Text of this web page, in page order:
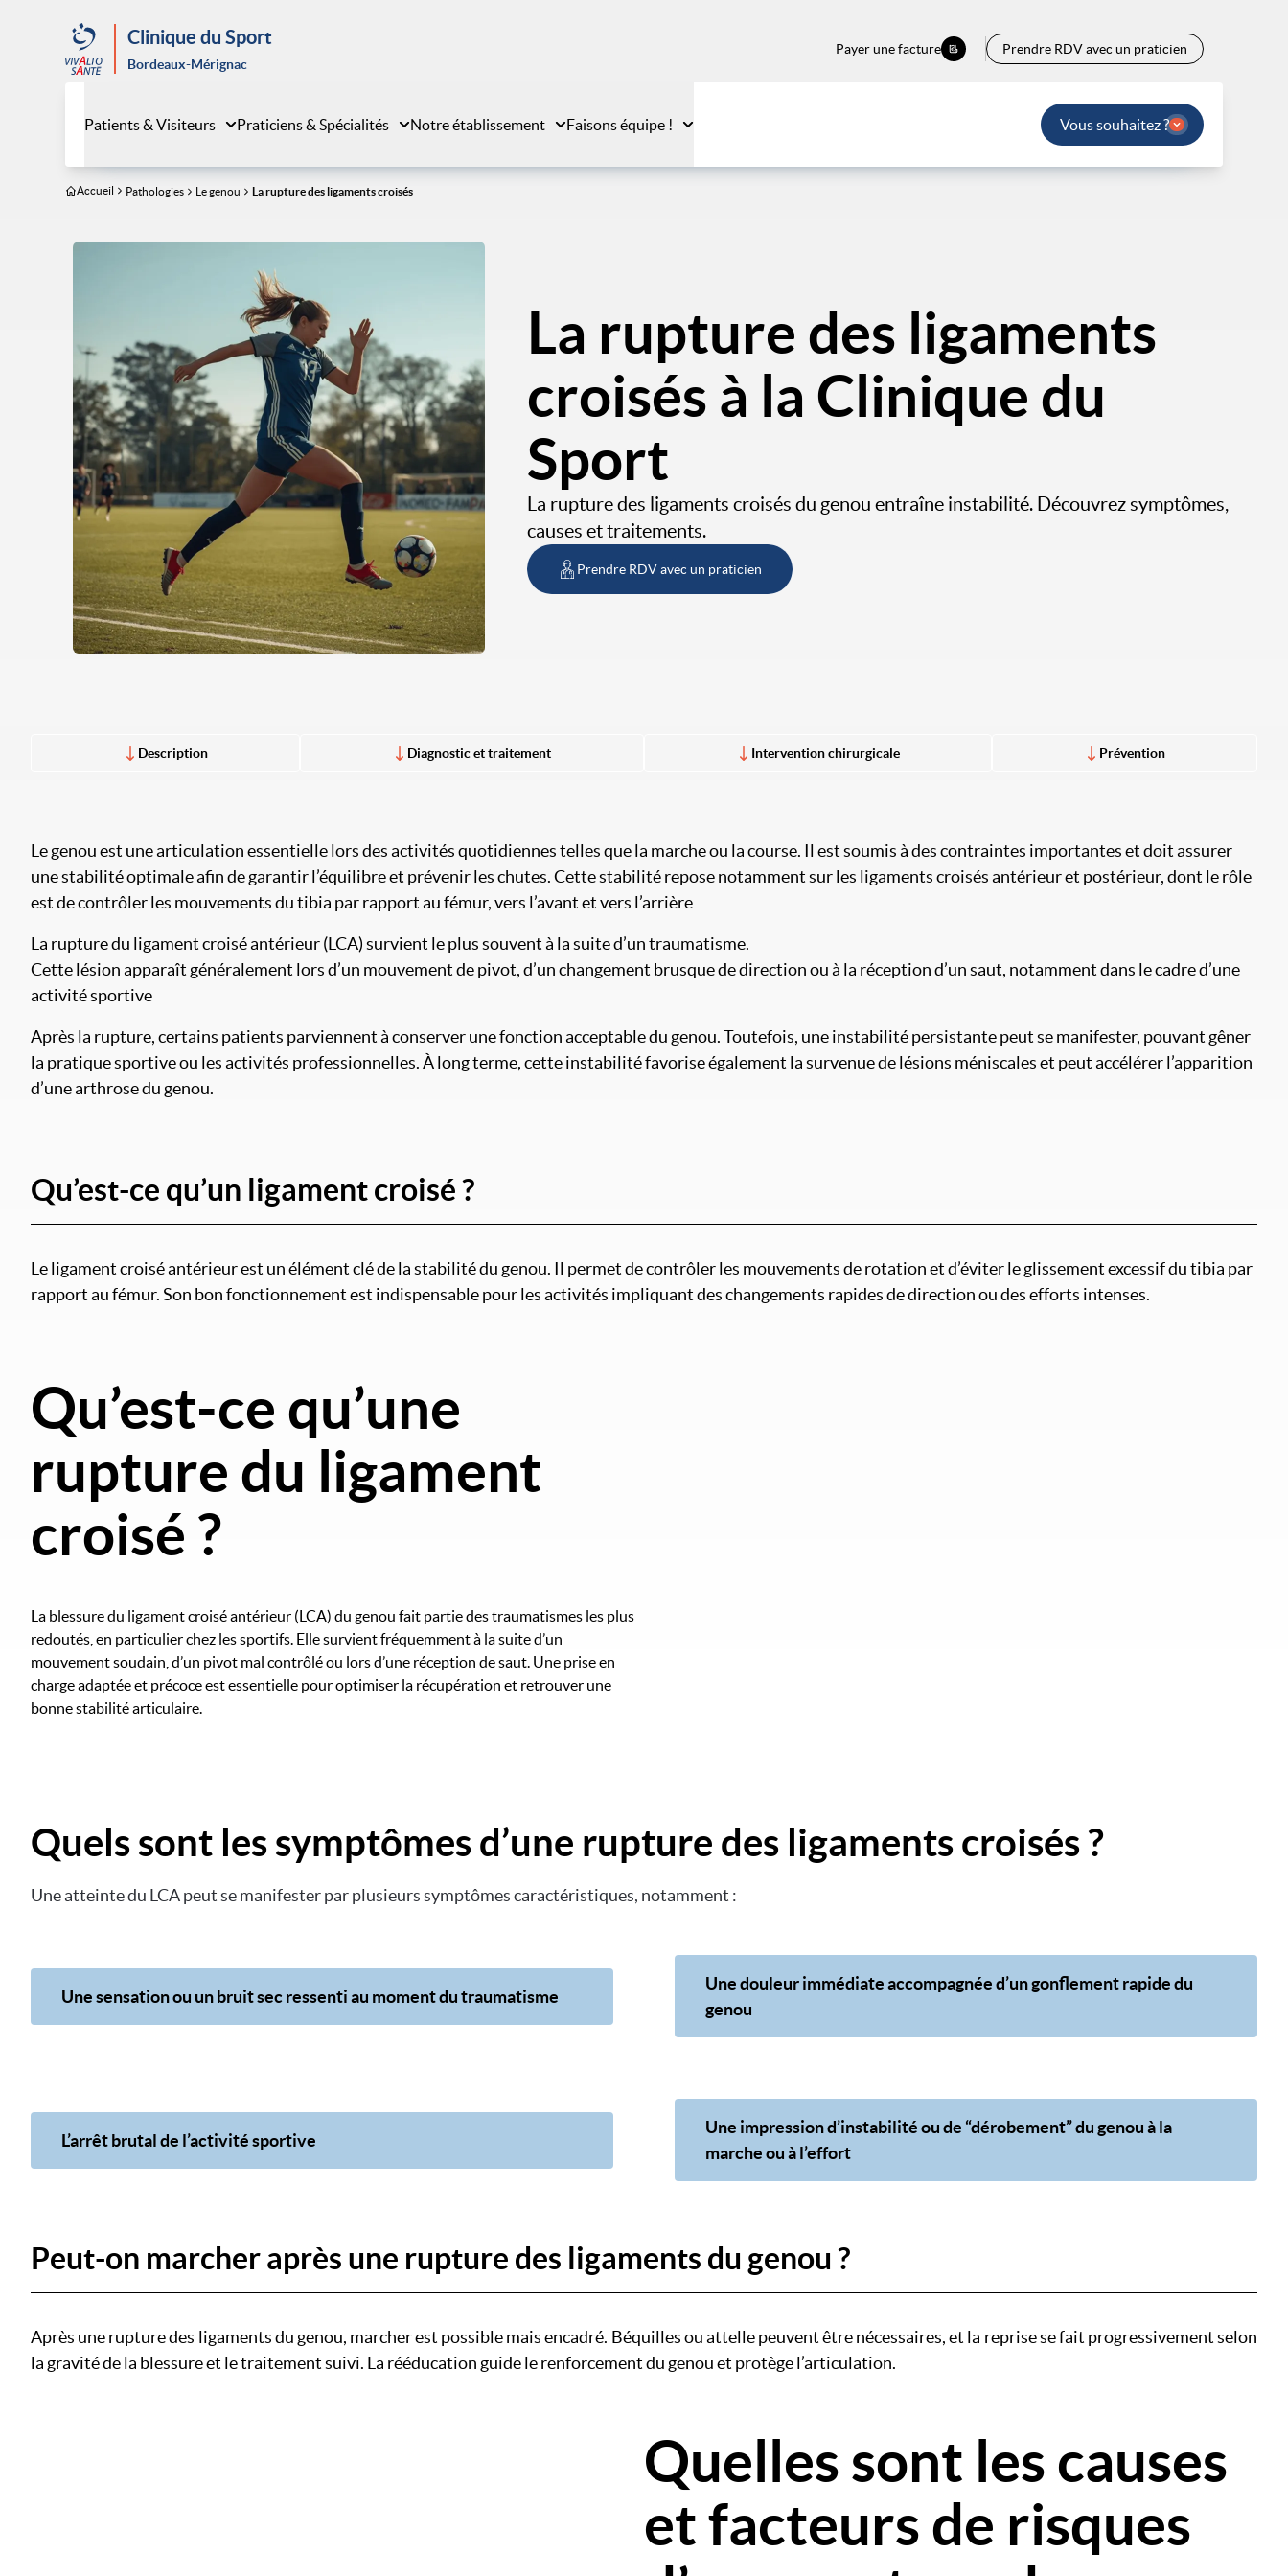
Clinique du Sport
Bordeaux-Mérignac
Payer une facture Prendre RDV avec un praticien
Patients & Visiteurs Praticiens & Spécialités Notre établissement Faisons équipe ! Vous souhaitez ?
Accueil Pathologies Le genou La rupture des ligaments croisés
La rupture des ligaments
croisés à la Clinique du
Sport
La rupture des ligaments croisés du genou entraîne instabilité. Découvrez symptômes,
causes et traitements.
Prendre RDV avec un praticien
Description Diagnostic et traitement Intervention chirurgicale Prévention
Le genou est une articulation essentielle lors des activités quotidiennes telles que la marche ou la course. Il est soumis à des contraintes importantes et doit assurer
une stabilité optimale afin de garantir l’équilibre et prévenir les chutes. Cette stabilité repose notamment sur les ligaments croisés antérieur et postérieur, dont le rôle
est de contrôler les mouvements du tibia par rapport au fémur, vers l’avant et vers l’arrière
La rupture du ligament croisé antérieur (LCA) survient le plus souvent à la suite d’un traumatisme.
Cette lésion apparaît généralement lors d’un mouvement de pivot, d’un changement brusque de direction ou à la réception d’un saut, notamment dans le cadre d’une
activité sportive
Après la rupture, certains patients parviennent à conserver une fonction acceptable du genou. Toutefois, une instabilité persistante peut se manifester, pouvant gêner
la pratique sportive ou les activités professionnelles. À long terme, cette instabilité favorise également la survenue de lésions méniscales et peut accélérer l’apparition
d’une arthrose du genou.
Qu’est-ce qu’un ligament croisé ?
Le ligament croisé antérieur est un élément clé de la stabilité du genou. Il permet de contrôler les mouvements de rotation et d’éviter le glissement excessif du tibia par
rapport au fémur. Son bon fonctionnement est indispensable pour les activités impliquant des changements rapides de direction ou des efforts intenses.
Qu’est-ce qu’une
rupture du ligament
croisé ?
La blessure du ligament croisé antérieur (LCA) du genou fait partie des traumatismes les plus
redoutés, en particulier chez les sportifs. Elle survient fréquemment à la suite d’un
mouvement soudain, d’un pivot mal contrôlé ou lors d’une réception de saut. Une prise en
charge adaptée et précoce est essentielle pour optimiser la récupération et retrouver une
bonne stabilité articulaire.
Quels sont les symptômes d’une rupture des ligaments croisés ?
Une atteinte du LCA peut se manifester par plusieurs symptômes caractéristiques, notamment :
Une sensation ou un bruit sec ressenti au moment du traumatisme
Une douleur immédiate accompagnée d’un gonflement rapide du
genou
L’arrêt brutal de l’activité sportive
Une impression d’instabilité ou de “dérobement” du genou à la
marche ou à l’effort
Peut-on marcher après une rupture des ligaments du genou ?
Après une rupture des ligaments du genou, marcher est possible mais encadré. Béquilles ou attelle peuvent être nécessaires, et la reprise se fait progressivement selon
la gravité de la blessure et le traitement suivi. La rééducation guide le renforcement du genou et protège l’articulation.
Quelles sont les causes
et facteurs de risques